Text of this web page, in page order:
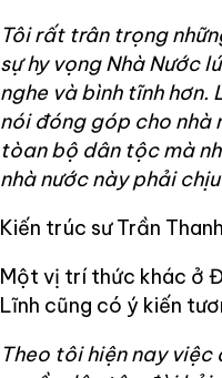
Tôi rất trân trọng
sự hy vọng Nhà Nước
nghe và bình tĩnh
nói đóng góp cho
tòan bộ dân tộc mà
nhà nước này phải
Kiến trúc sư Trần
Một vị trí thức khác ở
Lĩnh cũng có ý kiến
Theo tôi hiện nay